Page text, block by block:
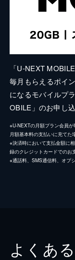
「U-NEXT
毎月もらえるポイ
になるモバイルプ
OBILE」のお申し
※U-NEXTの月額プラン会員
月額基本料の支払いに充てた
※決済時において支払金額に
録のクレジットカードでのお
※通話料、SMS通信料、オプ
よくあ